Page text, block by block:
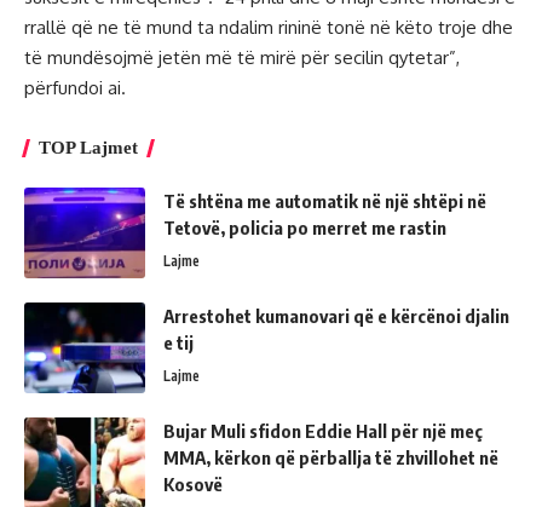
rrallë që ne të mund ta ndalim rininë tonë në këto troje dhe
të mundësojmë jetën më të mirë për secilin qytetar”,
përfundoi ai.
TOP Lajmet
Të shtëna me automatik në një shtëpi në
Tetovë, policia po merret me rastin
Lajme
Arrestohet kumanovari që e kërcënoi djalin
e tij
Lajme
Bujar Muli sfidon Eddie Hall për një meç
MMA, kërkon që përballja të zhvillohet në
Kosovë